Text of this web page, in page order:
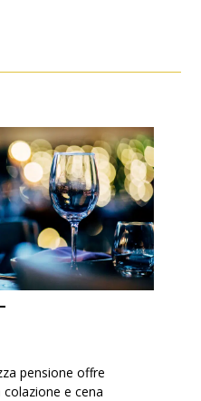
pensione offre
e cena